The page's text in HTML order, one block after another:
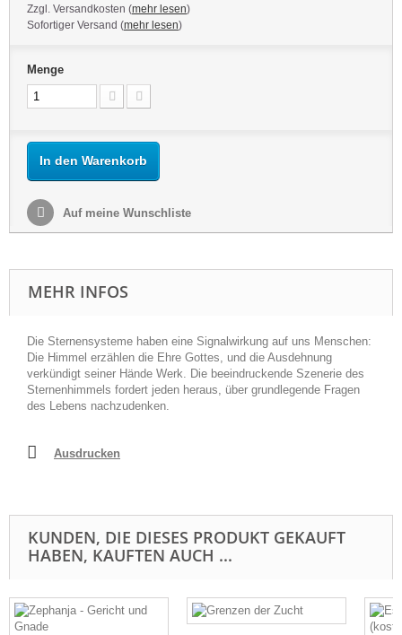
Zzgl. Versandkosten (mehr lesen)
Sofortiger Versand (mehr lesen)
Menge
In den Warenkorb
Auf meine Wunschliste
MEHR INFOS
Die Sternensysteme haben eine Signalwirkung auf uns Menschen:
Die Himmel erzählen die Ehre Gottes, und die Ausdehnung
verkündigt seiner Hände Werk. Die beeindruckende Szenerie des
Sternenhimmels fordert jeden heraus, über grundlegende Fragen
des Lebens nachzudenken.
Ausdrucken
KUNDEN, DIE DIESES PRODUKT GEKAUFT
HABEN, KAUFTEN AUCH ...